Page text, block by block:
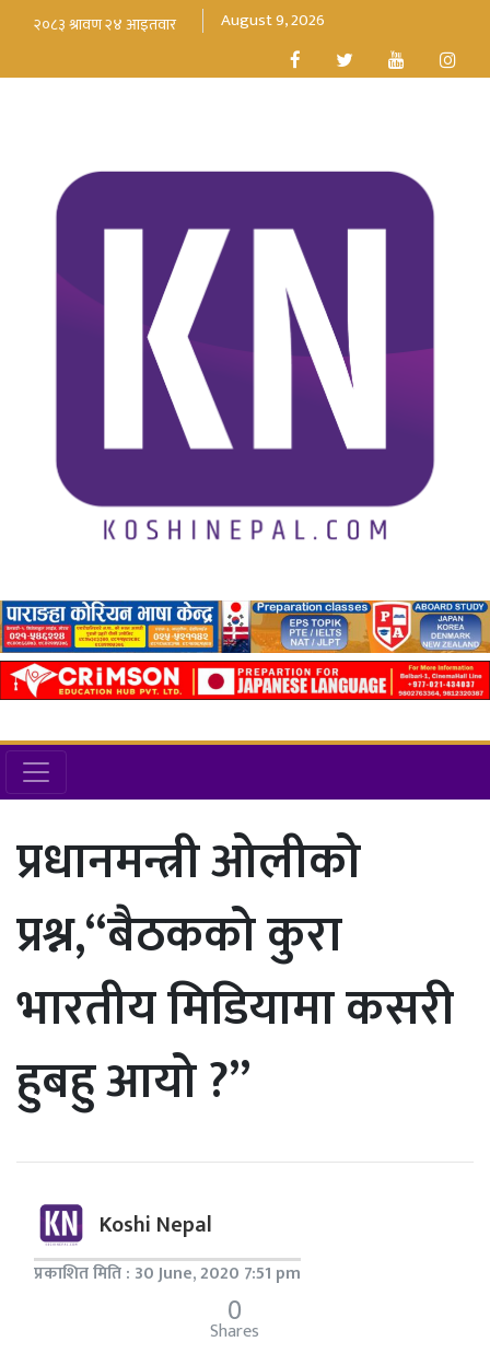
August 9, 2026
प्रधानमन्त्री ओलीको
प्रश्न,“बैठकको कुरा
भारतीय मिडियामा कसरी
हुबहु आयो ?”
Koshi Nepal
प्रकाशित मिति : 30 June, 2020 7:51 pm
0
Shares